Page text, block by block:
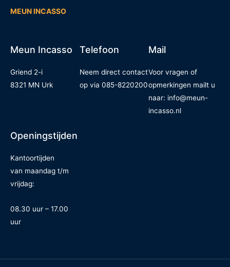
MEUN INCASSO
Meun Incasso
Griend 2-i
8321 MN Urk
Telefoon
Neem direct contact
op via 085-8220200
Mail
Voor vragen of
opmerkingen mailt u
naar: info@meun-
incasso.nl
Openingstijden
Kantoortijden
van maandag t/m
vrijdag:
08.30 uur – 17.00
uur